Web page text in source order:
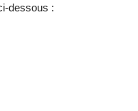
dessous :